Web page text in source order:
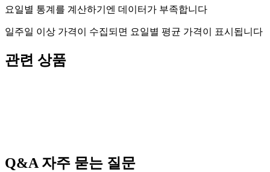
요일별 통계를 계산하기엔 데이터가 부족합니다
일주일 이상 가격이 수집되면 요일별 평균 가격이 표시됩니다
관련 상품
Q&A자주 묻는 질문